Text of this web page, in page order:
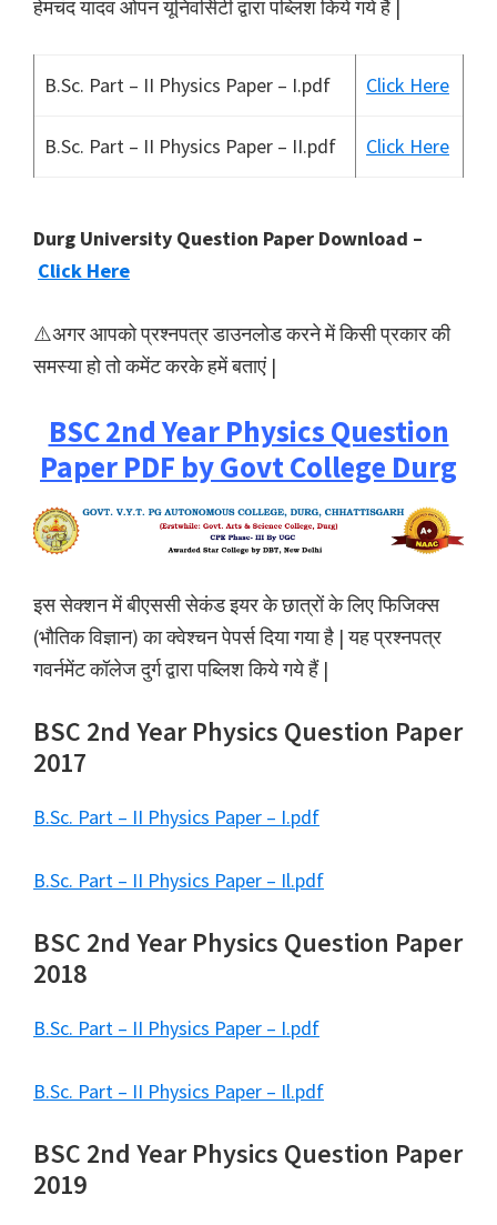
हेमचंद यादव ओपन यूनिवर्सिटी द्वारा पब्लिश किये गये हैं |
B.Sc. Part – II Physics Paper – I.pdf Click Here
B.Sc. Part – II Physics Paper – II.pdf Click Here
Durg University Question Paper Download –
Click Here
⚠️अगर आपको प्रश्नपत्र डाउनलोड करने में किसी प्रकार की
समस्या हो तो कमेंट करके हमें बताएं |
BSC 2nd Year Physics Question
Paper PDF by Govt College Durg
इस सेक्शन में बीएससी सेकंड इयर के छात्रों के लिए फिजिक्स
(भौतिक विज्ञान) का क्वेश्चन पेपर्स दिया गया है | यह प्रश्नपत्र
गवर्नमेंट कॉलेज दुर्ग द्वारा पब्लिश किये गये हैं |
BSC 2nd Year Physics Question Paper
2017
B.Sc. Part – II Physics Paper – I.pdf
B.Sc. Part – II Physics Paper – Il.pdf
BSC 2nd Year Physics Question Paper
2018
B.Sc. Part – II Physics Paper – I.pdf
B.Sc. Part – II Physics Paper – Il.pdf
BSC 2nd Year Physics Question Paper
2019